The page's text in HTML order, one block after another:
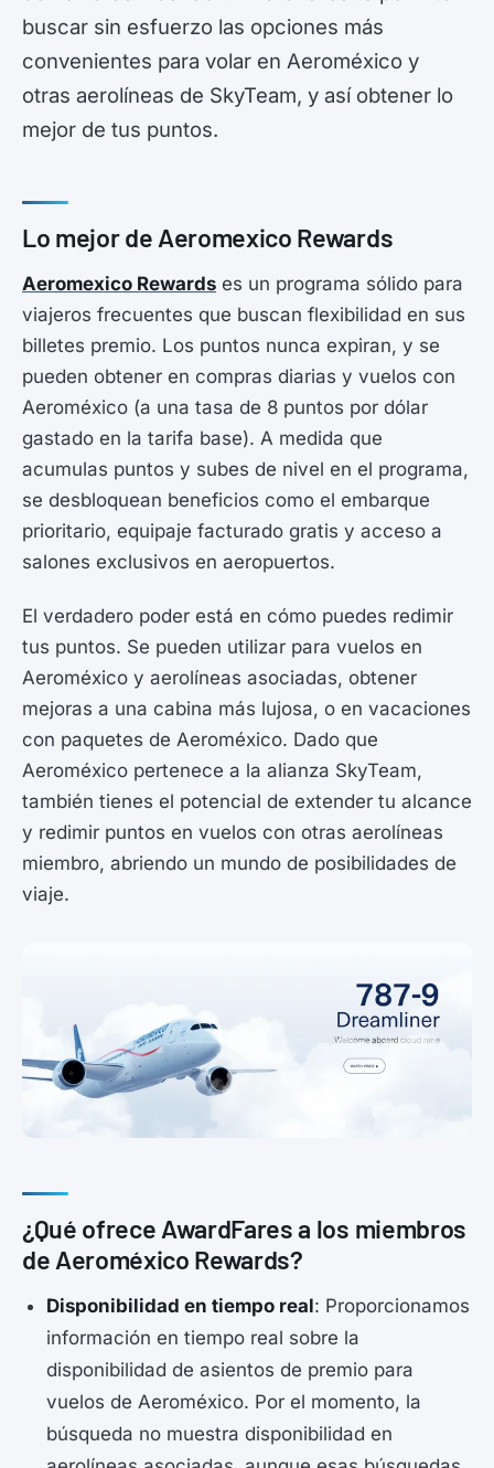
buscar sin esfuerzo las opciones más
convenientes para volar en Aeroméxico y
otras aerolíneas de SkyTeam, y así obtener lo
mejor de tus puntos.
Lo mejor de Aeromexico Rewards
Aeromexico Rewards es un programa sólido para
viajeros frecuentes que buscan flexibilidad en sus
billetes premio. Los puntos nunca expiran, y se
pueden obtener en compras diarias y vuelos con
Aeroméxico (a una tasa de 8 puntos por dólar
gastado en la tarifa base). A medida que
acumulas puntos y subes de nivel en el programa,
se desbloquean beneficios como el embarque
prioritario, equipaje facturado gratis y acceso a
salones exclusivos en aeropuertos.
El verdadero poder está en cómo puedes redimir
tus puntos. Se pueden utilizar para vuelos en
Aeroméxico y aerolíneas asociadas, obtener
mejoras a una cabina más lujosa, o en vacaciones
con paquetes de Aeroméxico. Dado que
Aeroméxico pertenece a la alianza SkyTeam,
también tienes el potencial de extender tu alcance
y redimir puntos en vuelos con otras aerolíneas
miembro, abriendo un mundo de posibilidades de
viaje.
¿Qué ofrece AwardFares a los miembros
de Aeroméxico Rewards?
Disponibilidad en tiempo real: Proporcionamos
información en tiempo real sobre la
disponibilidad de asientos de premio para
vuelos de Aeroméxico. Por el momento, la
búsqueda no muestra disponibilidad en